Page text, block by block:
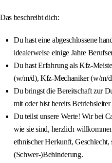
Das beschreibt dich:
Du hast eine abgeschlossene
idealerweise einige Jahre
Du hast Erfahrung als Kfz-
(w/m/d), Kfz-Mechaniker (w/m/
Du bringst die Bereitschaft zur
mit oder bist bereits
Du teilst unsere Werte! Wir bei
wie sie sind, herzlich
ethnischer Herkunft,
(Schwer-)Behinderung.